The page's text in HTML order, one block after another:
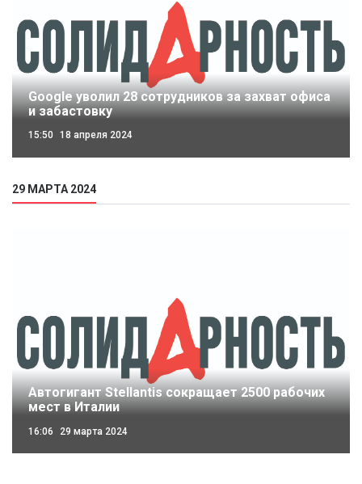
Google уволил 28 сотрудников за захват офиса
и забастовку
15:50 18 апреля 2024
29 МАРТА 2024
Автогигант Stellantis сокращает 2500 рабочих
мест в Италии
16:06 29 марта 2024